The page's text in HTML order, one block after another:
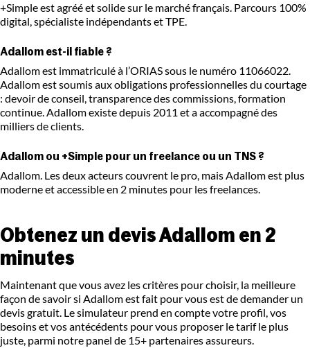
+Simple est agréé et solide sur le marché français. Parcours 100%
digital, spécialiste indépendants et TPE.
Adallom est-il fiable ?
Adallom est immatriculé à l’ORIAS sous le numéro 11066022.
Adallom est soumis aux obligations professionnelles du courtage
: devoir de conseil, transparence des commissions, formation
continue. Adallom existe depuis 2011 et a accompagné des
milliers de clients.
Adallom ou +Simple pour un freelance ou un TNS ?
Adallom. Les deux acteurs couvrent le pro, mais Adallom est plus
moderne et accessible en 2 minutes pour les freelances.
Obtenez un devis Adallom en 2
minutes
Maintenant que vous avez les critères pour choisir, la meilleure
façon de savoir si Adallom est fait pour vous est de demander un
devis gratuit. Le simulateur prend en compte votre profil, vos
besoins et vos antécédents pour vous proposer le tarif le plus
juste, parmi notre panel de 15+ partenaires assureurs.